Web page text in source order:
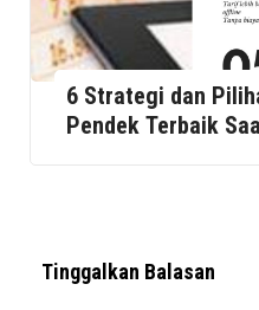
6 Strategi dan
Pendek Terbaik
Tinggalkan Balasan